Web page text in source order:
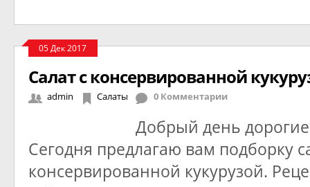
05 Дек 2017
Салат с консервированной
admin Салаты 0 Комментарии
Добрый день
Сегодня предлагаю вам подборку
консервированной кукурузой.